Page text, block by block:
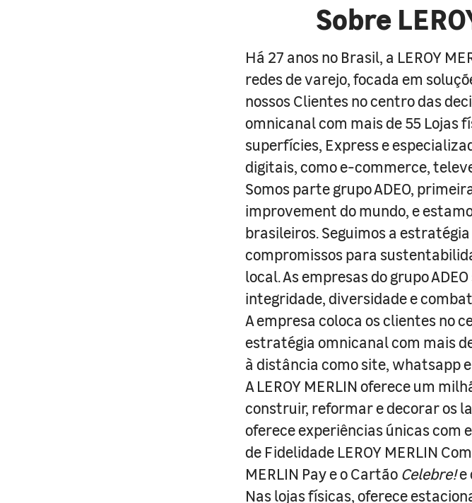
Sobre
Há 27 anos no Brasil, a LEROY
redes de varejo, focada em
nossos Clientes no centro das
omnicanal com mais de 55 Lojas
superfícies, Express e
digitais, como e-commerce,
Somos parte grupo ADEO,
improvement do mundo, e
brasileiros. Seguimos a
compromissos para
local. As empresas do grupo
integridade, diversidade e
A empresa coloca os clientes no
estratégia omnicanal com mais
à distância como site, whatsapp
A LEROY MERLIN oferece um
construir, reformar e decorar os
oferece experiências únicas com
de Fidelidade LEROY MERLIN
MERLIN Pay e o Cartão Celebre!e
Nas lojas físicas, oferece